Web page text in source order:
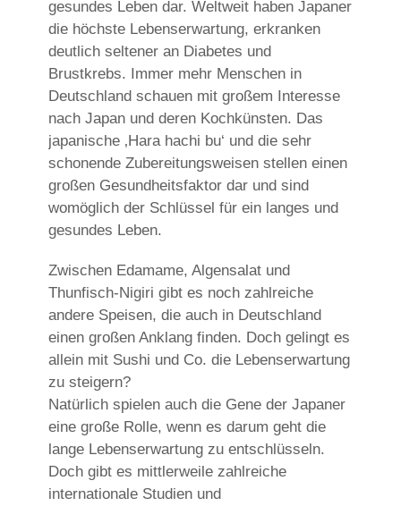
gesundes Leben dar. Weltweit haben Japaner
die höchste Lebenserwartung, erkranken
deutlich seltener an Diabetes und
Brustkrebs. Immer mehr Menschen in
Deutschland schauen mit großem Interesse
nach Japan und deren Kochkünsten. Das
japanische ‚Hara hachi bu‘ und die sehr
schonende Zubereitungsweisen stellen einen
großen Gesundheitsfaktor dar und sind
womöglich der Schlüssel für ein langes und
gesundes Leben.
Zwischen Edamame, Algensalat und
Thunfisch-Nigiri gibt es noch zahlreiche
andere Speisen, die auch in Deutschland
einen großen Anklang finden. Doch gelingt es
allein mit Sushi und Co. die Lebenserwartung
zu steigern?
Natürlich spielen auch die Gene der Japaner
eine große Rolle, wenn es darum geht die
lange Lebenserwartung zu entschlüsseln.
Doch gibt es mittlerweile zahlreiche
internationale Studien und